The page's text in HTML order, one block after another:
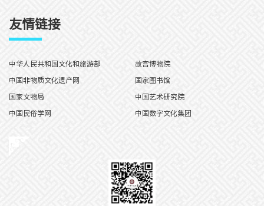
友情链接
中华人民共和国文化和旅游部 故宫博物院
中国非物质文化遗产网 国家图书馆
国家文物局 中国艺术研究院
中国民俗学网 中国数字文化集团